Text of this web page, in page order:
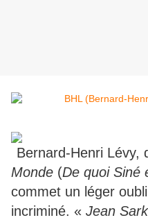
Bernard-Henri Lévy,
Monde (De quoi Siné
commet un léger
incriminé. « Jean